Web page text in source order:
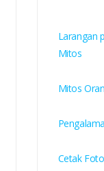
Larangan
Mitos
Mitos
Cetak